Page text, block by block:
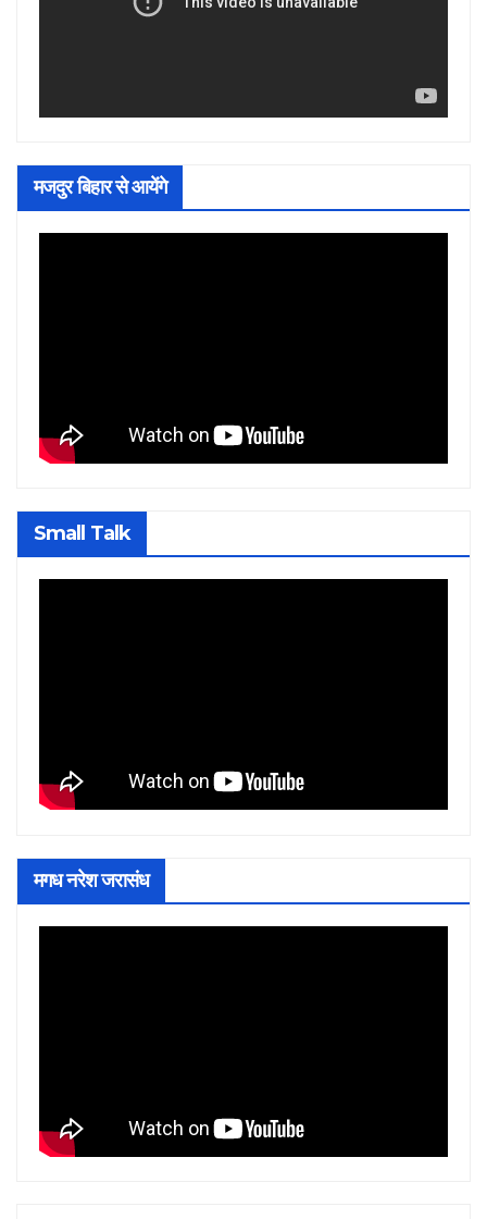
मजदुर बिहार से आयेंगे
Small Talk
मगध नरेश जरासंध